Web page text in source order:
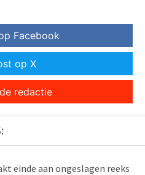
Facebook
op X
redactie
einde aan ongeslagen reeks